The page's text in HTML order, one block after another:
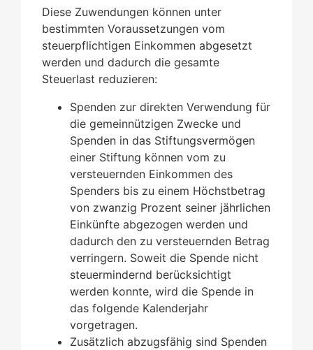
Diese Zuwendungen können unter
bestimmten Voraussetzungen vom
steuerpflichtigen Einkommen abgesetzt
werden und dadurch die gesamte
Steuerlast reduzieren:
Spenden zur direkten Verwendung für
die gemeinnützigen Zwecke und
Spenden in das Stiftungsvermögen
einer Stiftung können vom zu
versteuernden Einkommen des
Spenders bis zu einem Höchstbetrag
von zwanzig Prozent seiner jährlichen
Einkünfte abgezogen werden und
dadurch den zu versteuernden Betrag
verringern. Soweit die Spende nicht
steuermindernd berücksichtigt
werden konnte, wird die Spende in
das folgende Kalenderjahr
vorgetragen.
Zusätzlich abzugsfähig sind Spenden